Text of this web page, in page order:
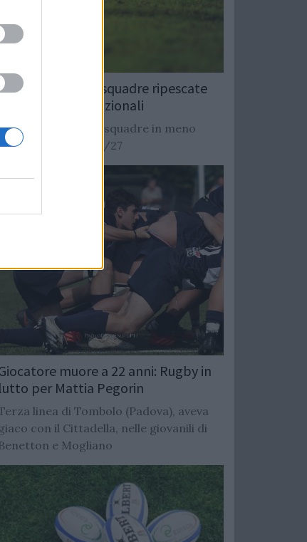
Record di squadre ripescate
nei campionati nazionali
stimano oltre 20 squadre in meno
stagione 2026/27
muore a 22 anni: Rugby in
lutto per Mattia Pegorin
linea di Tombolo (Padova), aveva
giaco con il Cittadella, nelle giovanili di
e Mogliano